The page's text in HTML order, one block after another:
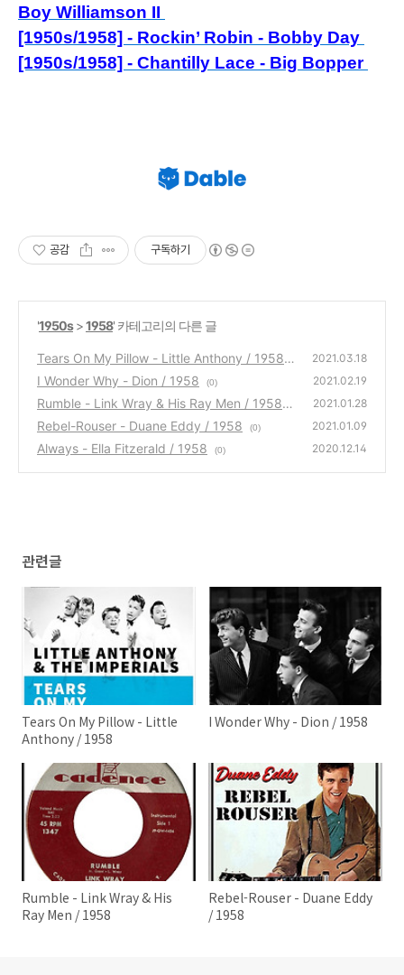
Boy Williamson II
[1950s/1958] - Rockin’ Robin - Bobby Day
[1950s/1958] - Chantilly Lace - Big Bopper
공감 구독하기
'1950s>1958' 카테고리의 다른 글
Tears On My Pillow - Little Anthony / 1958
(0)
2021.03.18
I Wonder Why - Dion / 1958 (0) 2021.02.19
Rumble - Link Wray & His Ray Men / 1958
(0)
2021.01.28
Rebel-Rouser - Duane Eddy / 1958 (0) 2021.01.09
Always - Ella Fitzerald / 1958 (0) 2020.12.14
관련글
Tears On My Pillow - Little
Anthony / 1958
I Wonder Why - Dion / 1958
Rumble - Link Wray & His
Ray Men / 1958
Rebel-Rouser - Duane Eddy
/ 1958